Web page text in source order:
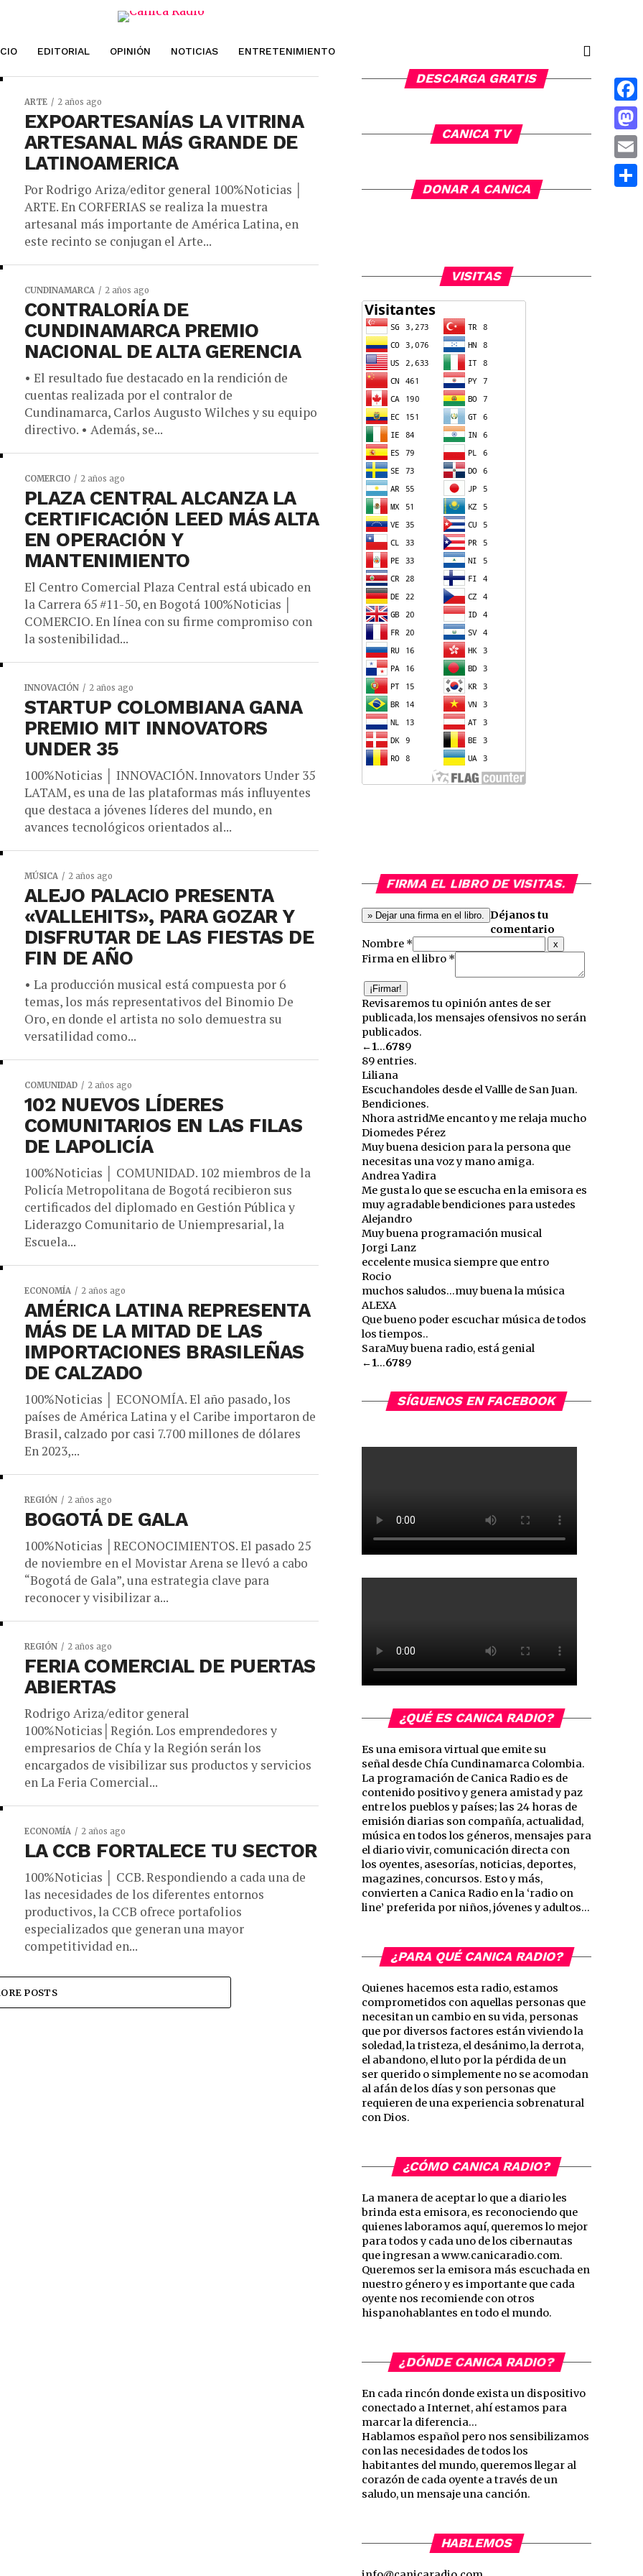
EDITORIAL OPINIÓN NOTICIAS ENTRETENIMIENTO
ARTE 2 años ago
EXPOARTESANÍAS LA VITRINA
ARTESANAL MÁS GRANDE DE
LATINOAMERICA
Por Rodrigo Ariza/editor general 100%Noticias │
ARTE. En CORFERIAS se realiza la muestra
artesanal más importante de América Latina, en
este recinto se conjugan el Arte...
CUNDINAMARCA 2 años ago
CONTRALORÍA DE
CUNDINAMARCA PREMIO
NACIONAL DE ALTA GERENCIA
• El resultado fue destacado en la rendición de
cuentas realizada por el contralor de
Cundinamarca, Carlos Augusto Wilches y su equipo
directivo. • Además, se...
COMERCIO 2 años ago
PLAZA CENTRAL ALCANZA LA
CERTIFICACIÓN LEED MÁS ALTA
EN OPERACIÓN Y
MANTENIMIENTO
El Centro Comercial Plaza Central está ubicado en
la Carrera 65 #11-50, en Bogotá 100%Noticias │
COMERCIO. En línea con su firme compromiso con
la sostenibilidad...
INNOVACIÓN 2 años ago
STARTUP COLOMBIANA GANA
PREMIO MIT INNOVATORS
UNDER 35
100%Noticias │ INNOVACIÓN. Innovators Under 35
LATAM, es una de las plataformas más influyentes
que destaca a jóvenes líderes del mundo, en
avances tecnológicos orientados al...
MÚSICA 2 años ago
ALEJO PALACIO PRESENTA
«VALLEHITS», PARA GOZAR Y
DISFRUTAR DE LAS FIESTAS DE
FIN DE AÑO
• La producción musical está compuesta por 6
temas, los más representativos del Binomio De
Oro, en donde el artista no solo demuestra su
versatilidad como...
COMUNIDAD 2 años ago
102 NUEVOS LÍDERES
COMUNITARIOS EN LAS FILAS
DE LAPOLICÍA
100%Noticias │ COMUNIDAD. 102 miembros de la
Policía Metropolitana de Bogotá recibieron sus
certificados del diplomado en Gestión Pública y
Liderazgo Comunitario de Uniempresarial, la
Escuela...
ECONOMÍA 2 años ago
AMÉRICA LATINA REPRESENTA
MÁS DE LA MITAD DE LAS
IMPORTACIONES BRASILEÑAS
DE CALZADO
100%Noticias │ ECONOMÍA. El año pasado, los
países de América Latina y el Caribe importaron de
Brasil, calzado por casi 7.700 millones de dólares
En 2023,...
REGIÓN 2 años ago
BOGOTÁ DE GALA
100%Noticias │RECONOCIMIENTOS. El pasado 25
de noviembre en el Movistar Arena se llevó a cabo
“Bogotá de Gala”, una estrategia clave para
reconocer y visibilizar a...
REGIÓN 2 años ago
FERIA COMERCIAL DE PUERTAS
ABIERTAS
Rodrigo Ariza/editor general
100%Noticias│Región. Los emprendedores y
empresarios de Chía y la Región serán los
encargados de visibilizar sus productos y servicios
en La Feria Comercial...
ECONOMÍA 2 años ago
LA CCB FORTALECE TU SECTOR
100%Noticias │ CCB. Respondiendo a cada una de
las necesidades de los diferentes entornos
productivos, la CCB ofrece portafolios
especializados que generan una mayor
competitividad en...
POSTS
DESCARGA GRATIS
CANICA TV
DONAR A CANICA
VISITAS
FIRMA EL LIBRO DE VISITAS.
Déjanos tu
comentario
x
this
Nombre *
Firma en el libro *
Revisaremos tu opinión antes de ser
publicada, los mensajes ofensivos no serán
publicados.
Guestbook
list
navigation
←1...6789
89 entries.
Liliana
Escuchandoles desde el Vallle de San Juan.
Bendiciones.
Nhora astridMe encanto y me relaja mucho
Diomedes Pérez
Muy buena desicion para la persona que
necesitas una voz y mano amiga.
Andrea Yadira
Me gusta lo que se escucha en la emisora es
muy agradable bendiciones para ustedes
Alejandro
Muy buena programación musical
Jorgi Lanz
eccelente musica siempre que entro
Rocio
muchos saludos...muy buena la música
ALEXA
Que bueno poder escuchar música de todos
los tiempos..
SaraMuy buena radio, está genial
Guestbook
navigation
←1...6789
SÍGUENOS EN FACEBOOK
¿QUÉ ES CANICA RADIO?
Es una emisora virtual que emite su
señal desde Chía Cundinamarca Colombia.
La programación de Canica Radio es de
contenido positivo y genera amistad y paz
entre los pueblos y países; las 24 horas de
emisión diarias son compañía, actualidad,
música en todos los géneros, mensajes para
el diario vivir, comunicación directa con
los oyentes, asesorías, noticias, deportes,
magazines, concursos. Esto y más,
convierten a Canica Radio en la ‘radio on
line’ preferida por niños, jóvenes y adultos…
¿PARA QUÉ CANICA RADIO?
Quienes hacemos esta radio, estamos
comprometidos con aquellas personas que
necesitan un cambio en su vida, personas
que por diversos factores están viviendo la
soledad, la tristeza, el desánimo, la derrota,
el abandono, el luto por la pérdida de un
ser querido o simplemente no se acomodan
al afán de los días y son personas que
requieren de una experiencia sobrenatural
con Dios.
¿CÓMO CANICA RADIO?
La manera de aceptar lo que a diario les
brinda esta emisora, es reconociendo que
quienes laboramos aquí, queremos lo mejor
para todos y cada uno de los cibernautas
que ingresan a www.canicaradio.com.
Queremos ser la emisora más escuchada en
nuestro género y es importante que cada
oyente nos recomiende con otros
hispanohablantes en todo el mundo.
¿DÓNDE CANICA RADIO?
En cada rincón donde exista un dispositivo
conectado a Internet, ahí estamos para
marcar la diferencia…
Hablamos español pero nos sensibilizamos
con las necesidades de todos los
habitantes del mundo, queremos llegar al
corazón de cada oyente a través de un
saludo, un mensaje una canción.
HABLEMOS